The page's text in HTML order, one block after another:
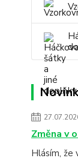
Změna v
Hlásím, že